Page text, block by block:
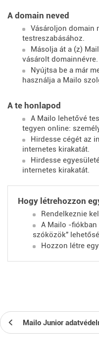
A domain neved
Vásároljon domain
testreszabásához.
Másolja át a (z)
vásárolt domainnévre.
Nyújtsa be a már
használja a Mailo
A te honlapod
A Mailo lehetővé
tegyen online:
Hirdesse cégét az
internetes kirakatát.
Hirdesse
internetes kirakatát.
Hogy létrehozzon
Rendelkeznie
A Mailo -fiókban
szóközök"
Hozzon létre
Mailo Junior